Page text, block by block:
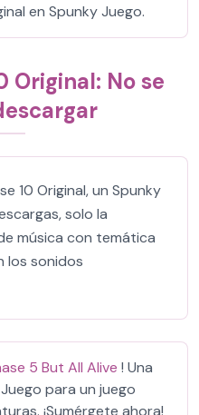
en Spunky Juego.
Original: No se
10 Original, un Spunky
solo la
música con temática
los sonidos
5 But All Alive ! Una
para un juego
¡Sumérgete ahora!